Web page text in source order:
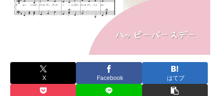
X Facebook はてブ